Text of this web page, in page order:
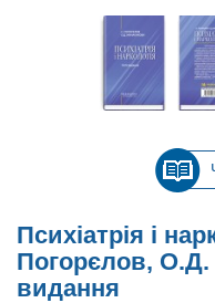
Психіатрія і
Погорєлов,
видання